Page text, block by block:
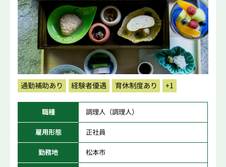
通勤補助あり 経験者優遇 育休制度あり +1
職種 調理人（調理人）
雇用形態 正社員
勤務地 松本市